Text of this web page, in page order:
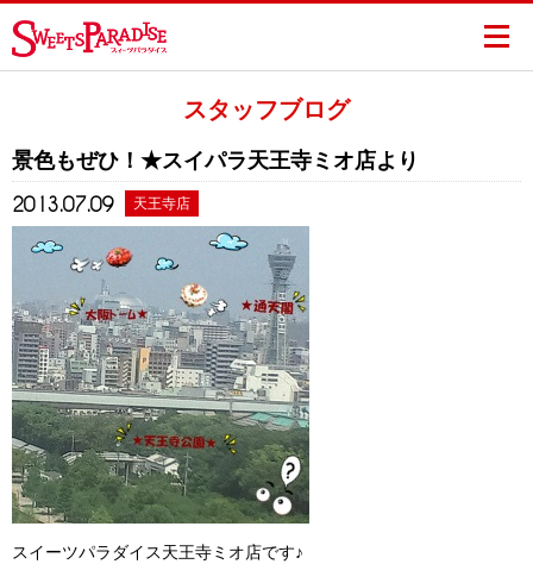
スタッフブログ
景色もぜひ！★スイパラ天王寺ミオ店より
2013.07.09 天王寺店
スイーツパラダイス天王寺ミオ店です♪